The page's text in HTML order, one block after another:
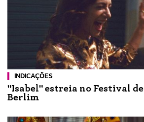
INDICAÇÕES
"Isabel" estreia no Festival de
Berlim